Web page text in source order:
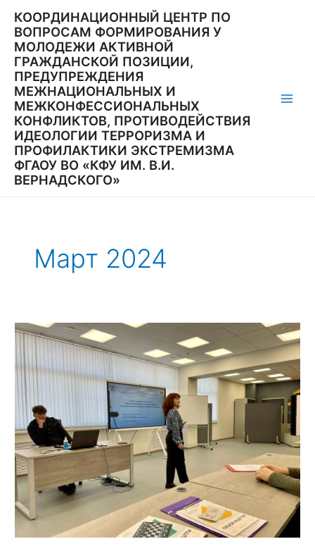
содержимому
КООРДИНАЦИОННЫЙ ЦЕНТР ПО
ВОПРОСАМ ФОРМИРОВАНИЯ У
МОЛОДЕЖИ АКТИВНОЙ
ГРАЖДАНСКОЙ ПОЗИЦИИ,
ПРЕДУПРЕЖДЕНИЯ
МЕЖНАЦИОНАЛЬНЫХ И
МЕЖКОНФЕССИОНАЛЬНЫХ
КОНФЛИКТОВ, ПРОТИВОДЕЙСТВИЯ
ИДЕОЛОГИИ ТЕРРОРИЗМА И
ПРОФИЛАКТИКИ ЭКСТРЕМИЗМА
ФГАОУ ВО «КФУ ИМ. В.И.
ВЕРНАДСКОГО»
Март 2024